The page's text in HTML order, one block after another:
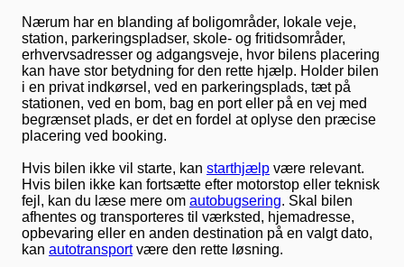
Nærum har en blanding af boligområder, lokale veje,
station, parkeringspladser, skole- og fritidsområder,
erhvervsadresser og adgangsveje, hvor bilens placering
kan have stor betydning for den rette hjælp. Holder bilen
i en privat indkørsel, ved en parkeringsplads, tæt på
stationen, ved en bom, bag en port eller på en vej med
begrænset plads, er det en fordel at oplyse den præcise
placering ved booking.
Hvis bilen ikke vil starte, kan starthjælp være relevant.
Hvis bilen ikke kan fortsætte efter motorstop eller teknisk
fejl, kan du læse mere om autobugsering. Skal bilen
afhentes og transporteres til værksted, hjemadresse,
opbevaring eller en anden destination på en valgt dato,
kan autotransportvære den rette løsning.